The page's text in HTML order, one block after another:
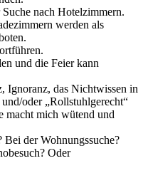
nach Hotelzimmern.
werden als
und die Feier kann
Ignoranz, das Nichtwissen in
oder „Rollstuhlgerecht“
macht mich wütend und
der Wohnungssuche?
Oder